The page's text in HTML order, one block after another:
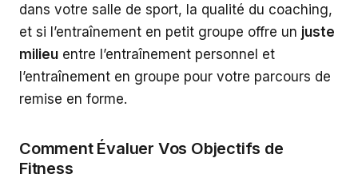
dans votre salle de sport, la qualité du coaching,
et si l’entraînement en petit groupe offre un juste
milieu entre l’entraînement personnel et
l’entraînement en groupe pour votre parcours de
remise en forme.
Comment Évaluer Vos Objectifs de
Fitness